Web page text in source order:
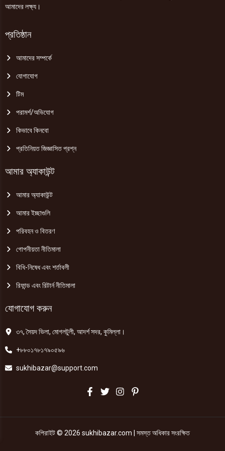
আমাদের লক্ষ্য।
প্রতিষ্ঠান
আমাদের সম্পর্কে
যোগাযোগ
টিম
পরামর্শ/অভিযোগ
কিভাবে কিনবো
প্রতিনিয়ত জিজ্ঞাসিত প্রশ্ন
আমার অ্যাকাউন্ট
আমার অ্যাকাউন্ট
আমার ইচ্ছাগুলি
পরিবহন ও বিতরণ
গোপনীয়তা নীতিমালা
বিধি-নিষেধ এবং শর্তাবলী
রিফান্ড এবং রিটার্ন নীতিমালা
যোগাযোগ করুন
৩৭, সৈয়দ ভিলা, মোগলটুলী, আদর্শ সদর, কুমিল্লা।
+৮৮০১৭৮১৭৯০৫৯৬
sukhibazar@support.com
কপিরাইট © 2026 sukhibazar.com | সমস্ত অধিকার সংরক্ষিত